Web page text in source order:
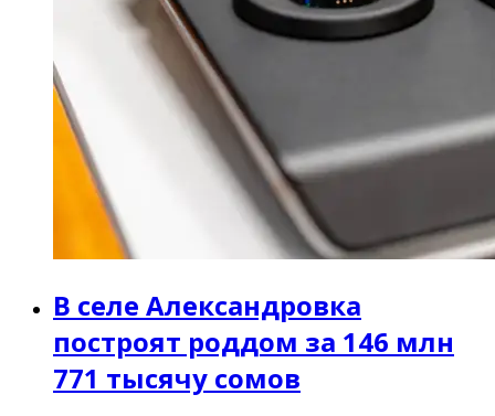
В селе Александровка
построят роддом за 146 млн
771 тысячу сомов